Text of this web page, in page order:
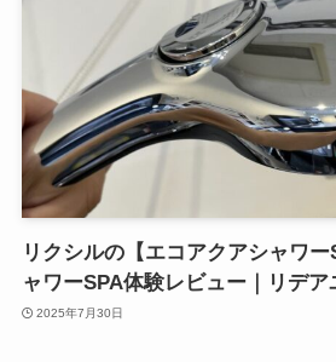
リクシルの【エコアクアシャワ
ャワーSPA体験レビュー｜リデ
2025年7月30日